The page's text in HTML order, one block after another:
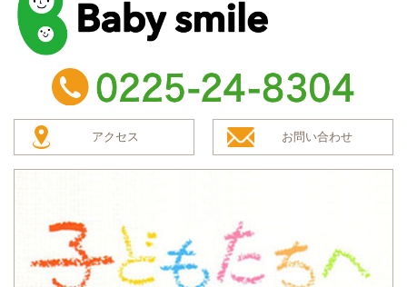
baby smile
TEL：0225-24-8304
アクセス お問い合わせ